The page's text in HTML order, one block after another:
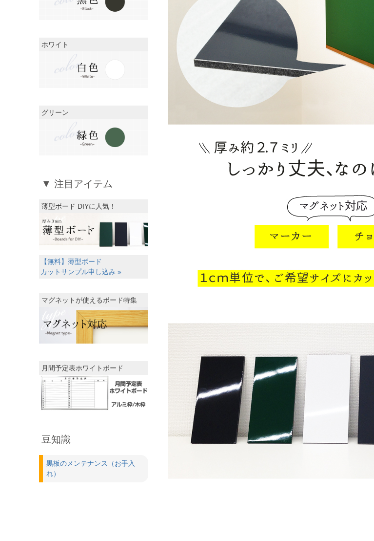
ホワイト
グリーン
▼ 注目アイテム
薄型ボード DIYに人気！
【無料】薄型ボード
カットサンプル申し込み »
マグネットが使えるボード特集
月間予定表ホワイトボード
豆知識
黒板のメンテナンス（お手入
れ）